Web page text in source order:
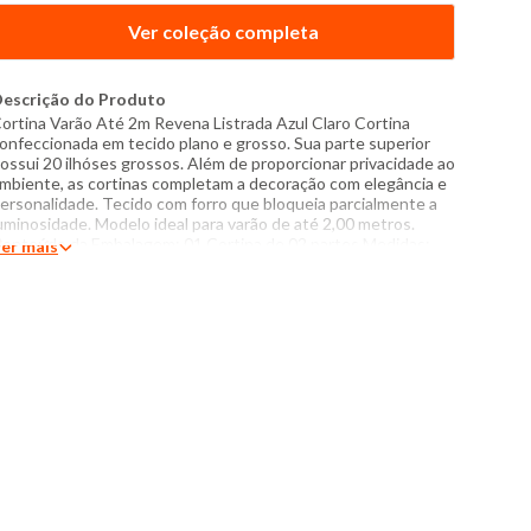
Ver coleção completa
do Produto
Varão Até 2m Revena Listrada Azul Claro Cortina
em tecido plano e grosso. Sua parte superior
20 ilhóses grossos. Além de proporcionar privacidade ao
as cortinas completam a decoração com elegância e
Tecido com forro que bloqueia parcialmente a
Modelo ideal para varão de até 2,00 metros.
da Embalagem: 01 Cortina de 02 partes Medidas:
mais